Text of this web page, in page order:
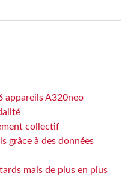
appareils A320neo
collectif
grâce à des données
mais de plus en plus